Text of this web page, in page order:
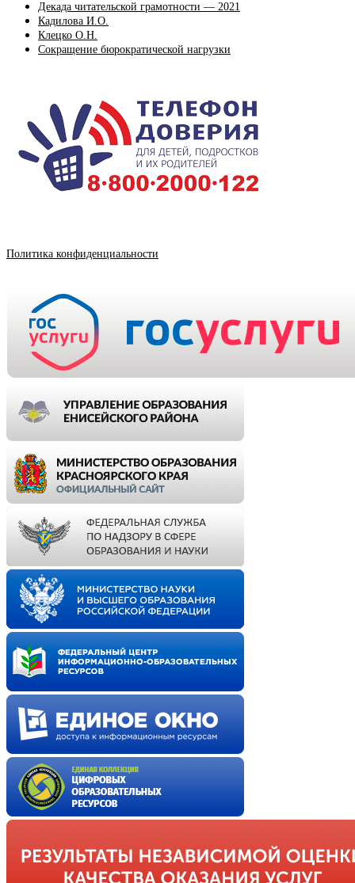
Декада читательской грамотности — 2021
Кадилова И.О.
Клецко О.Н.
Сокращение бюрократической нагрузки
Политика конфиденциальности